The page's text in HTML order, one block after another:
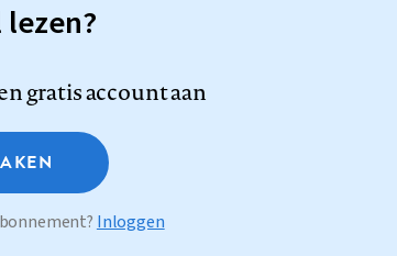
gratis account aan
Inloggen